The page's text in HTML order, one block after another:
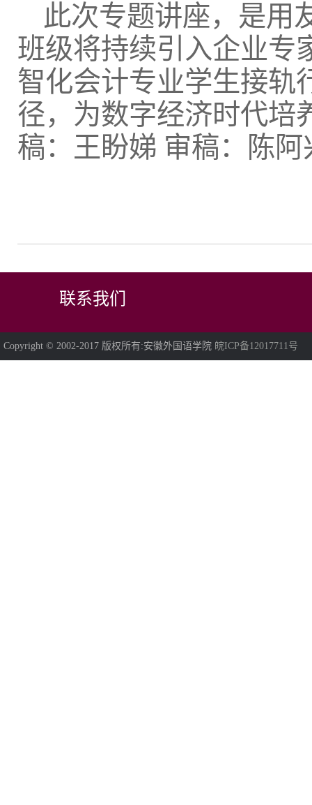
此次专题讲座，是用
班级将持续引入企业专
智化会计专业学生接轨
径，为数字经济时代培
稿：王盼娣 审稿：陈阿
联系我们
Copyright © 2002-2017 版权所有:安徽外国语学院 皖ICP备12017711号